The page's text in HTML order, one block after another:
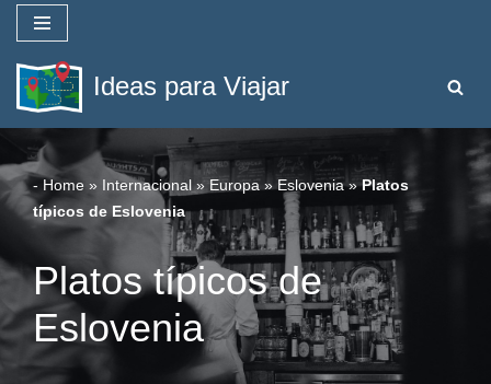
Saltar
al
contenido
Ideas para Viajar
- Home » Internacional » Europa » Eslovenia»Platos
típicos de Eslovenia
Platos típicos de
Eslovenia